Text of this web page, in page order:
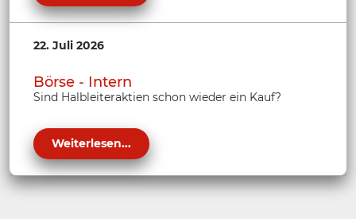
22. Juli 2026
Börse - Intern
Sind Halbleiteraktien schon wieder ein Kauf?
Weiterlesen...